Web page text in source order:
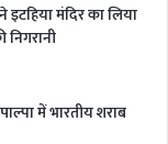
मंदिर का लिया
निगरानी
में भारतीय शराब